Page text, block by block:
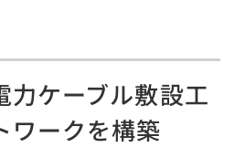
力ケーブル敷設工
ワークを構築